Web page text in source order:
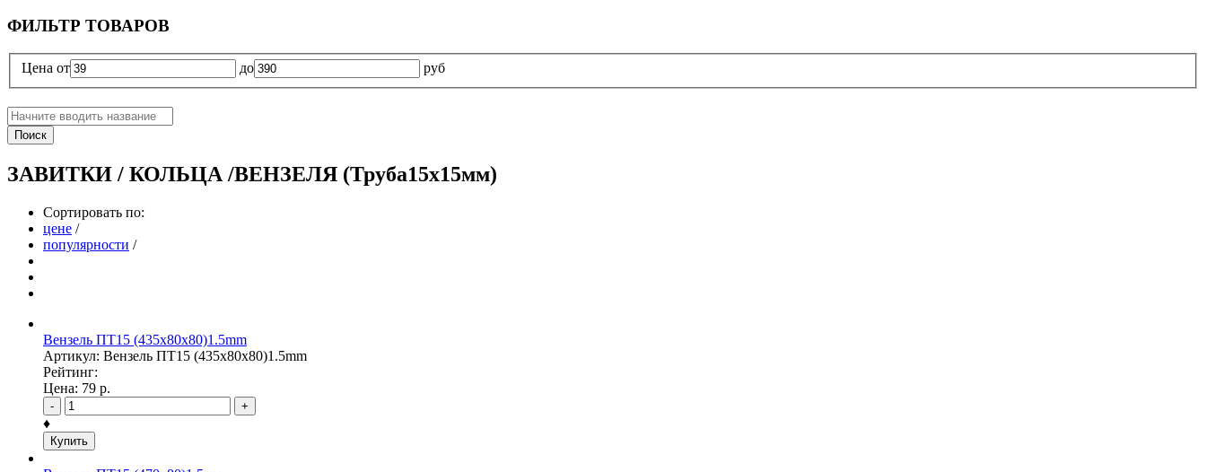
ФИЛЬТР ТОВАРОВ
Цена от до руб
Поиск
ЗАВИТКИ / КОЛЬЦА /ВЕНЗЕЛЯ (Труба15х15мм)
Сортировать по:
цене /
популярности /
Вензель ПТ15 (435х80х80)1.5mm
Артикул: Вензель ПТ15 (435х80х80)1.5mm
Рейтинг:
Цена: 79 р.
- +
♦
Купить